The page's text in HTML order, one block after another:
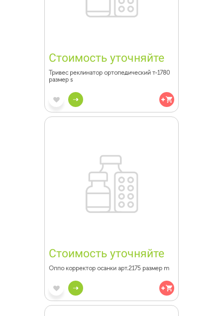
Стоимость уточняйте
Тривес реклинатор ортопедический т-1780
размер s
Стоимость уточняйте
Оппо корректор осанки арт.2175 размер m